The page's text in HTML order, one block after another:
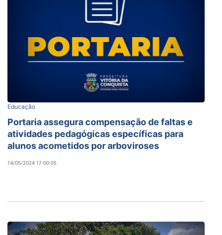
Educação
Portaria assegura compensação de faltas e
atividades pedagógicas específicas para
alunos acometidos por arboviroses
14/05/2024 17:00:05